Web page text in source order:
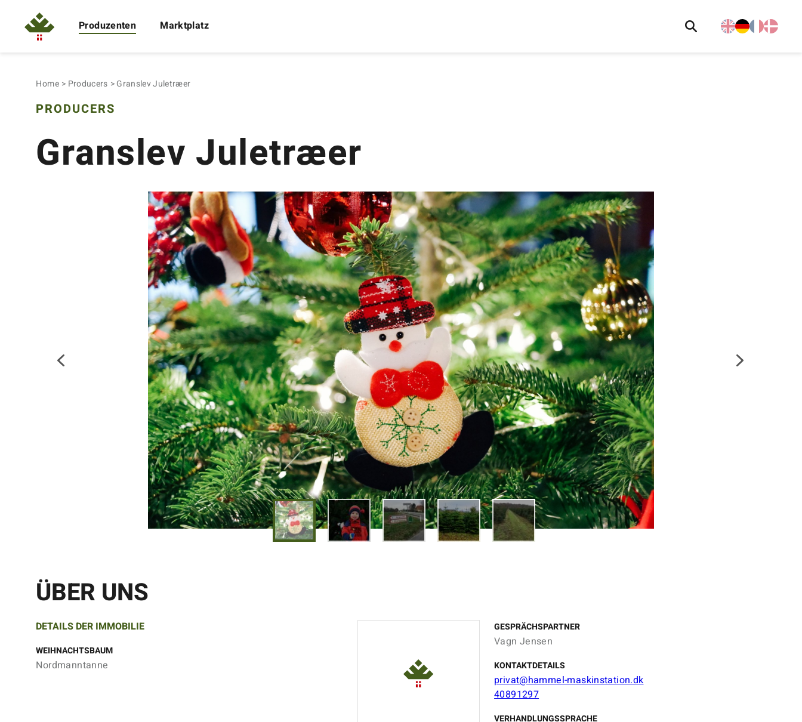
Produzenten Marktplatz
Home Producers Granslev Juletræer
PRODUCERS
Granslev Juletræer
ÜBER UNS
DETAILS DER IMMOBILIE
WEIHNACHTSBAUM
Nordmanntanne
GESPRÄCHSPARTNER
Vagn Jensen
KONTAKTDETAILS
privat@hammel-maskinstation.dk
40891297
VERHANDLUNGSSPRACHE